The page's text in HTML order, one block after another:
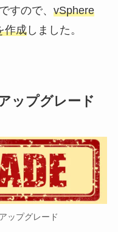
すので、 vSphere
作成しました。
ップグレード
ップグレード